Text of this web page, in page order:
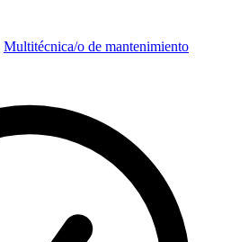
Multitécnica/o de mantenimiento